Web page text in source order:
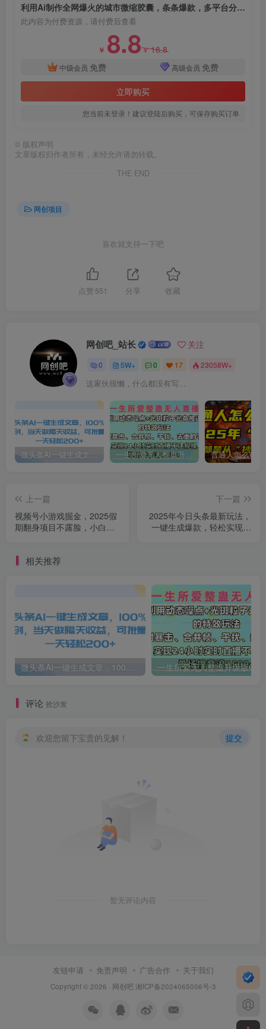
利用Ai制作全网爆火的城市微缩胶囊，条条爆款，多平台分发，轻松日入四位数
此内容为付费资源，请付费后查看
￥ 8.8￥18.8
中级会员 免费 高级会员 免费
立即购买
您当前未登录！建议登陆后购买，可保存购买订单
© 版权声明
文章版权归作者所有，未经允许请勿转载。
THE END
网创项目
喜欢就支持一下吧
点赞 551 分享 收藏
网创吧_站长 关注
0 5W+ 0 17 23058W+
这家伙很懒，什么都没有写...
微头条AI一键生成文章，100%过原创，当天做隔天收益，可批量，一天轻松200+ 一生所爱无人整蛊升级版9.0，利用动态噪点+光斑粒子光条推进的特效玩法，内附暴击、合并帧、干扰、去重的手法，实现24小时实时直播不违规操，单场日入1500+，小白也能无脑驾驭
上一篇
视频号小游戏掘金，2025假
期翻身项目不露脸，小白上
下一篇
2025年今日头条最新玩法，
一键生成爆款，轻松实现矩
相关推荐
评论 抢沙发
欢迎您留下宝贵的见解！ 提交
暂无评论内容
友链申请 免责声明 广告合作 关于我们
Copyright © 2026 · 网创吧 湘ICP备2024065006号-3